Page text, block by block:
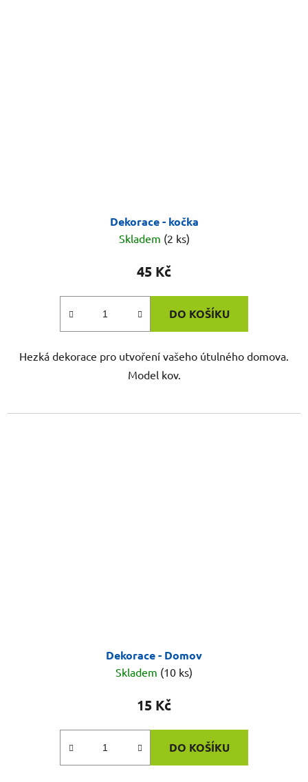
Dekorace - kočka
Skladem (2 ks)
45 Kč
DO KOŠÍKU
Hezká dekorace pro utvoření vašeho útulného domova.
Model kov.
Dekorace - Domov
Skladem (10 ks)
15 Kč
DO KOŠÍKU